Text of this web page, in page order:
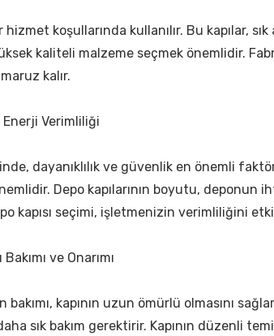
hizmet koşullarında kullanılır. Bu kapılar,
kaliteli malzeme seçmek önemlidir.
kalır.
Enerji Verimliliği
dayanıklılık ve güvenlik en önemli
Depo kapılarının boyutu,
kapısı seçimi, işletmenizin verimliliğini
ve Onarımı
bakımı, kapının uzun ömürlü olmasını
sık bakım gerektirir. Kapının düzenli